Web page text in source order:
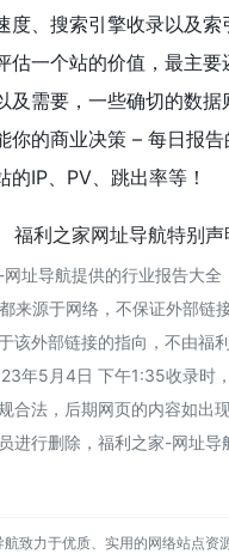
度、搜索引擎收录以及索
估一个站的价值，最主要
及需要，一些确切的数据
你的商业决策 – 每日报
的IP、PV、跳出率等！
福利之家网址导航特别声
址导航提供的行业报告大全
来源于网络，不保证外部链
该外部链接的指向，不由福
年5月4日 下午1:35收录时
合法，后期网页的内容如出
进行删除， 福利之家-网址导
致力于优质、实用的网络站点资